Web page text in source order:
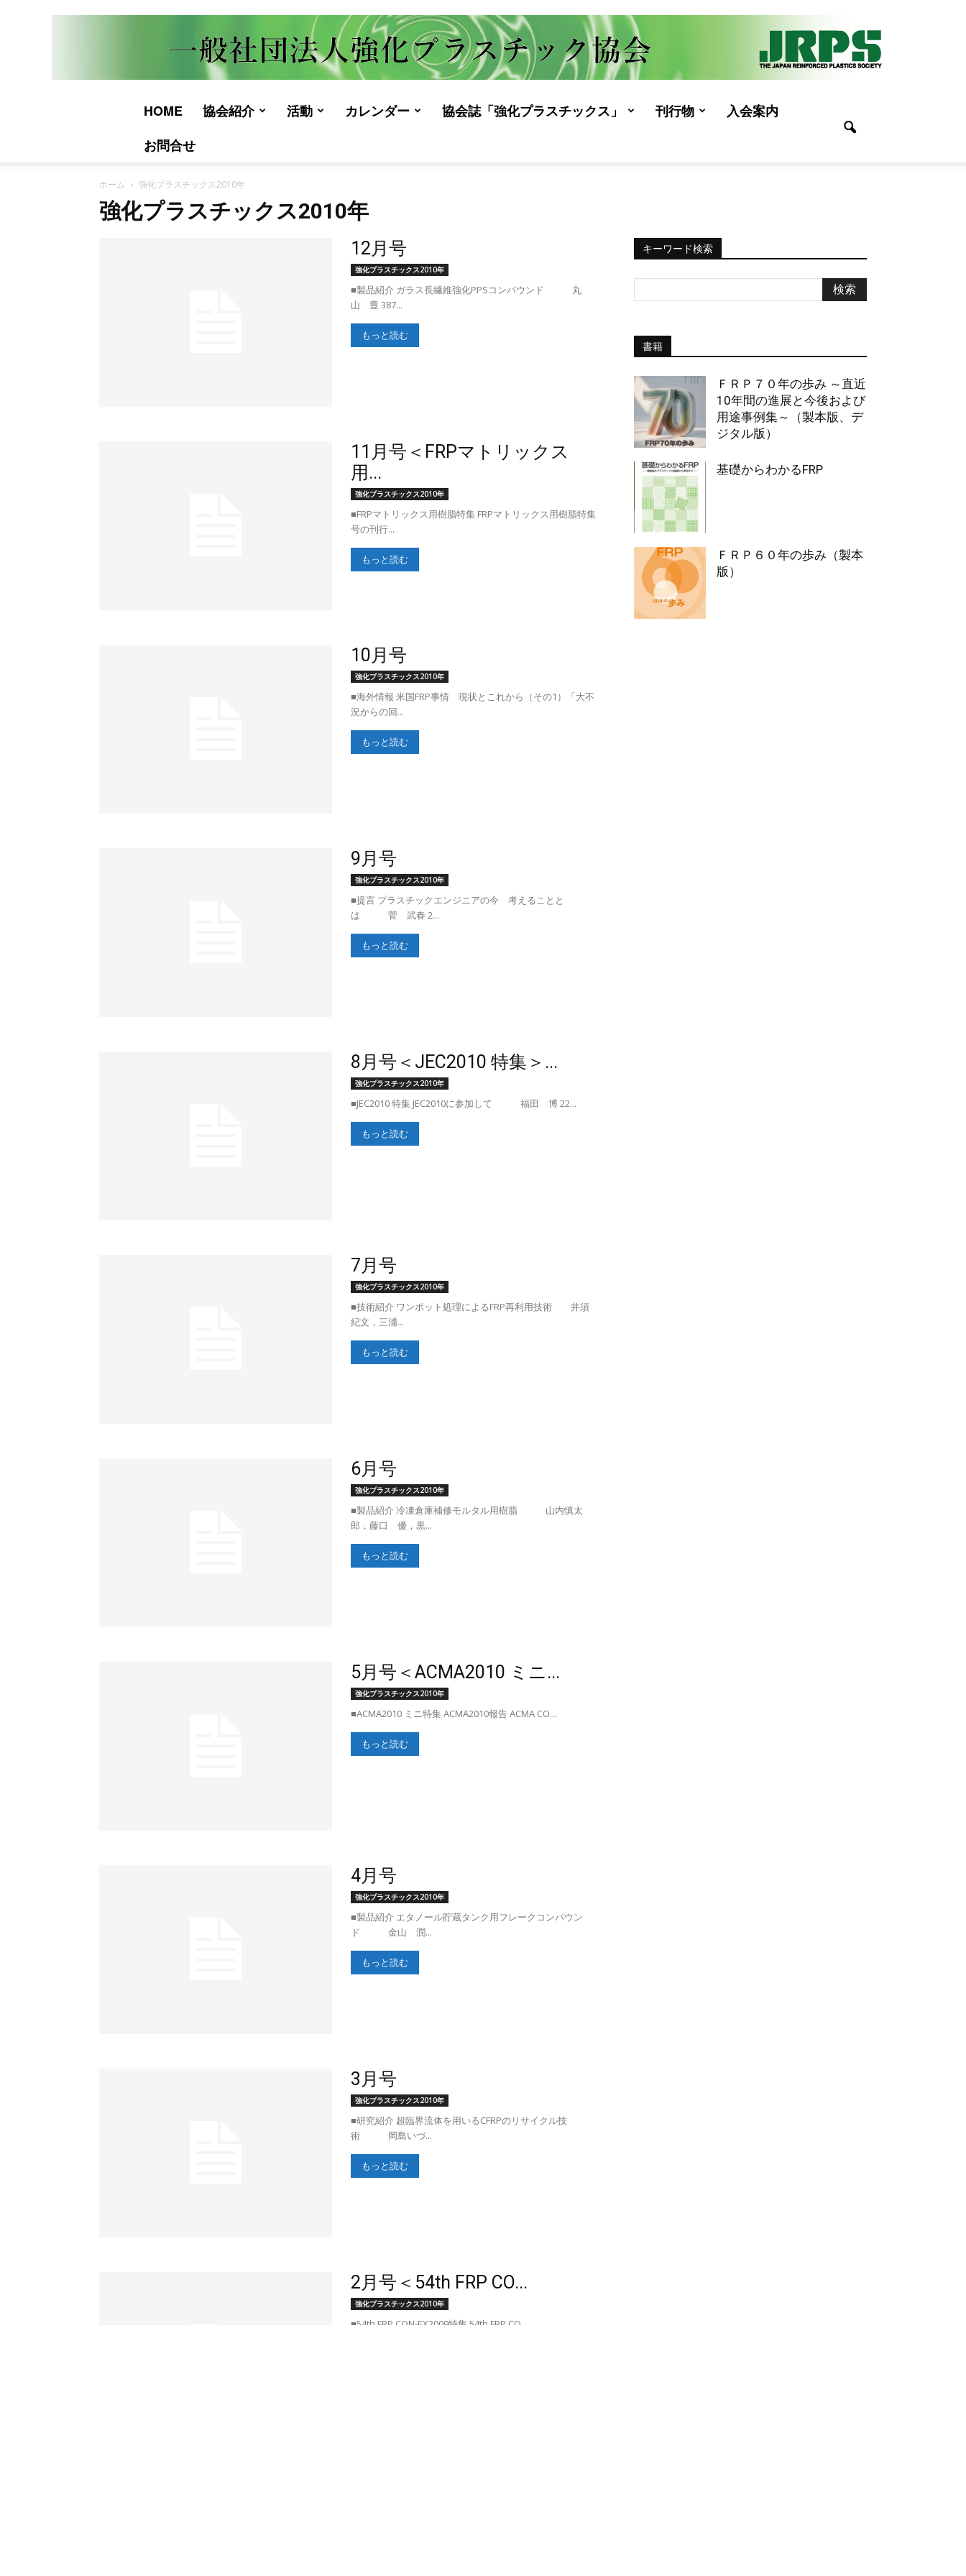
ス
HOME 協会紹介 活動 カレンダー 協会誌「強化プラスチックス」 刊行物
入会案内
お問合せ
ホーム 強化プラスチックス2010年
強化プラスチックス2010年
12月号
強化プラスチックス2010年
■製品紹介 ガラス長繊維強化PPSコンパウンド 丸
山 豊 387...
もっと読む
11月号＜FRPマトリックス
用...
強化プラスチックス2010年
■FRPマトリックス用樹脂特集 FRPマトリックス用樹脂特集
号の刊行...
もっと読む
10月号
強化プラスチックス2010年
■海外情報 米国FRP事情 現状とこれから（その1）「大不
況からの回...
もっと読む
9月号
強化プラスチックス2010年
■提言 プラスチックエンジニアの今 考えることと
は 菅 武春 2...
もっと読む
8月号＜JEC2010 特集＞...
強化プラスチックス2010年
■JEC2010 特集 JEC2010に参加して 福田 博 22...
もっと読む
7月号
強化プラスチックス2010年
■技術紹介 ワンポット処理によるFRP再利用技術 井須
紀文，三浦...
もっと読む
6月号
強化プラスチックス2010年
■製品紹介 冷凍倉庫補修モルタル用樹脂 山内慎太
郎，藤口 優，黒...
もっと読む
5月号＜ACMA2010 ミニ...
強化プラスチックス2010年
■ACMA2010 ミニ特集 ACMA2010報告 ACMA CO...
もっと読む
4月号
強化プラスチックス2010年
■製品紹介 エタノール貯蔵タンク用フレークコンパウン
ド 金山 潤...
もっと読む
3月号
強化プラスチックス2010年
■研究紹介 超臨界流体を用いるCFRPのリサイクル技
術 岡島いづ...
もっと読む
2月号＜54th FRP CO...
強化プラスチックス2010年
■54th FRP CON-EX2009特集 54th FRP CO...
キーワード検索
書籍
ＦＲＰ７０年の歩み ～直近
10年間の進展と今後および
用途事例集～（製本版、デ
ジタル版）
基礎からわかるFRP
ＦＲＰ６０年の歩み（製本
版）